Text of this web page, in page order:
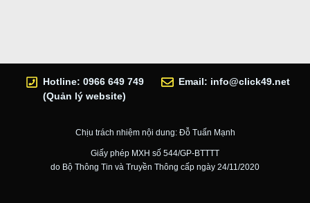
Hotline: 0966 649 749
(Quản lý website)
Email: info@click49.net
Chịu trách nhiệm nội dung: Đỗ Tuấn Mạnh
Giấy phép MXH số 544/GP-BTTTT
do Bộ Thông Tin và Truyền Thông cấp ngày 24/11/2020